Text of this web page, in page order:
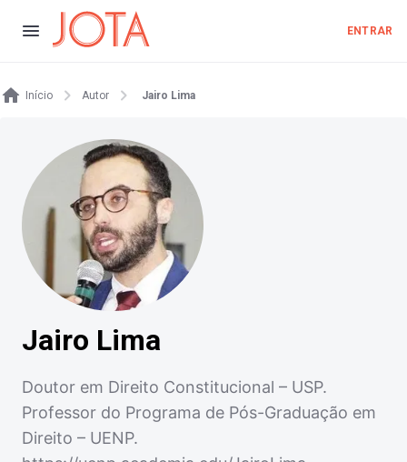
ENTRAR
Início Autor Jairo Lima
Jairo Lima
Doutor em Direito Constitucional – USP.
Professor do Programa de Pós-Graduação em
Direito – UENP.